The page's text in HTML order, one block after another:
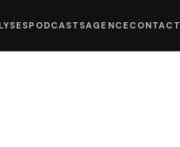
PODCASTSAGENCE CONTACT